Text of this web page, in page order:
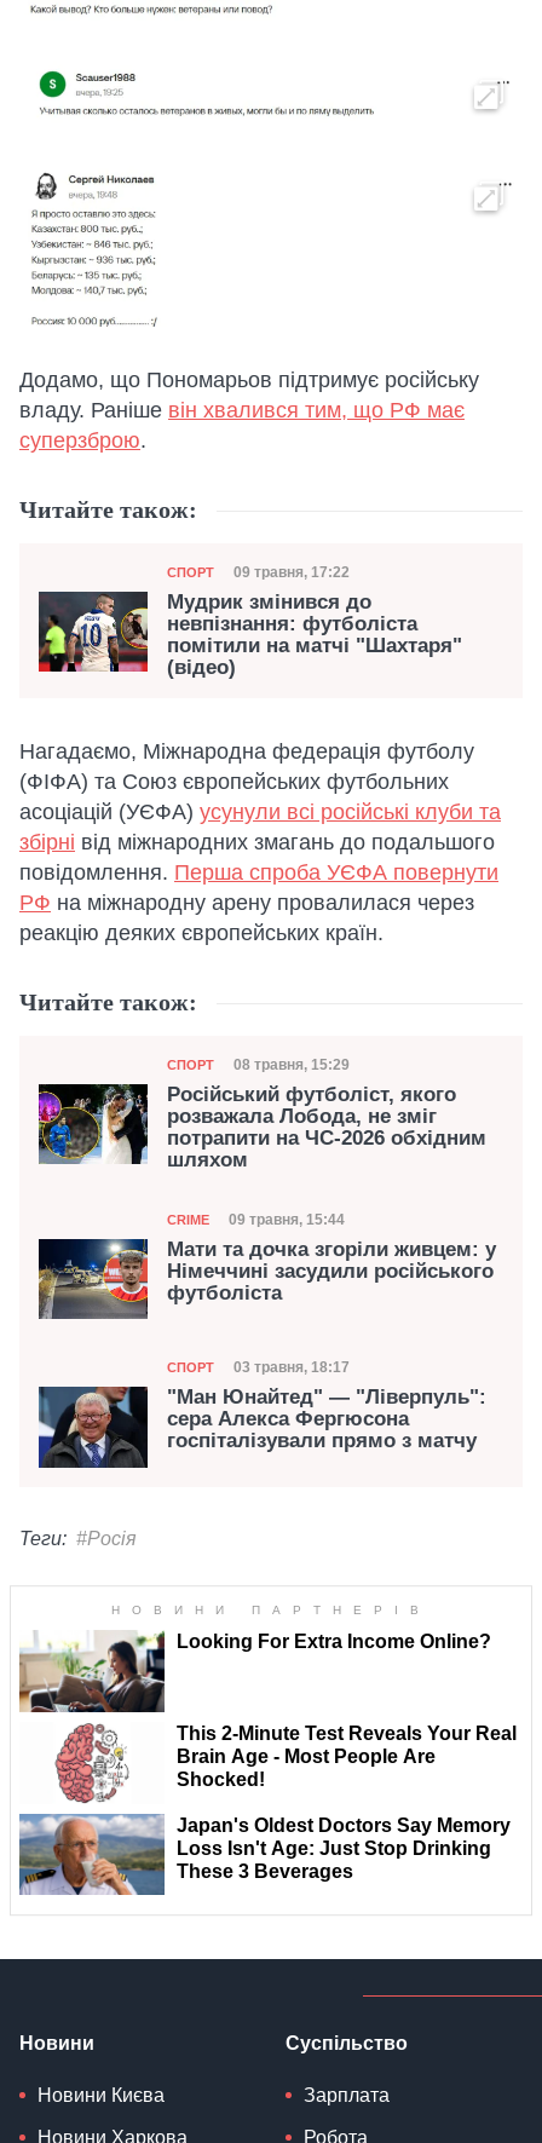
Додамо, що Пономарьов підтримує російську
владу. Раніше він хвалився тим, що РФ має
суперзброю.
Читайте також:
Категорія
СПОРТ Дата публікації
09 травня, 17:22
Мудрик змінився до
невпізнання: футболіста
помітили на матчі "Шахтаря"
(відео)
Нагадаємо, Міжнародна федерація футболу
(ФІФА) та Союз європейських футбольних
асоціацій (УЄФА) усунули всі російські клуби та
збірні від міжнародних змагань до подальшого
повідомлення. Перша спроба УЄФА повернути
РФ на міжнародну арену провалилася через
реакцію деяких європейських країн.
Читайте також:
Категорія
СПОРТ Дата публікації
08 травня, 15:29
Російський футболіст, якого
розважала Лобода, не зміг
потрапити на ЧС-2026 обхідним
шляхом
Категорія
CRIME Дата публікації
09 травня, 15:44
Мати та дочка згоріли живцем: у
Німеччині засудили російського
футболіста
Категорія
СПОРТ Дата публікації
03 травня, 18:17
"Ман Юнайтед" — "Ліверпуль":
сера Алекса Фергюсона
госпіталізували прямо з матчу
Теги: #Росія
Новини
Новини Києва
Новини Харкова
Суспільство
Зарплата
Робота